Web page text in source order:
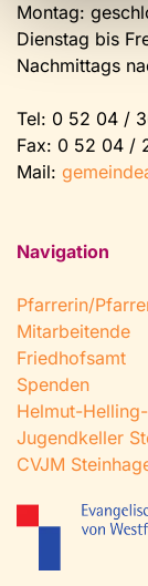
Montag:
Dienstag bis
Nachmittags
Tel: 0 52 04 /
Fax: 0 52 04 /
Mail:
Navigation
Pfarrerin/
Mitarbeitende
Friedhofsamt
Spenden
Helmut-
Jugendkeller
CVJM